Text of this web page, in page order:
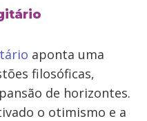
aponta uma
filosóficas,
de horizontes.
o otimismo e a